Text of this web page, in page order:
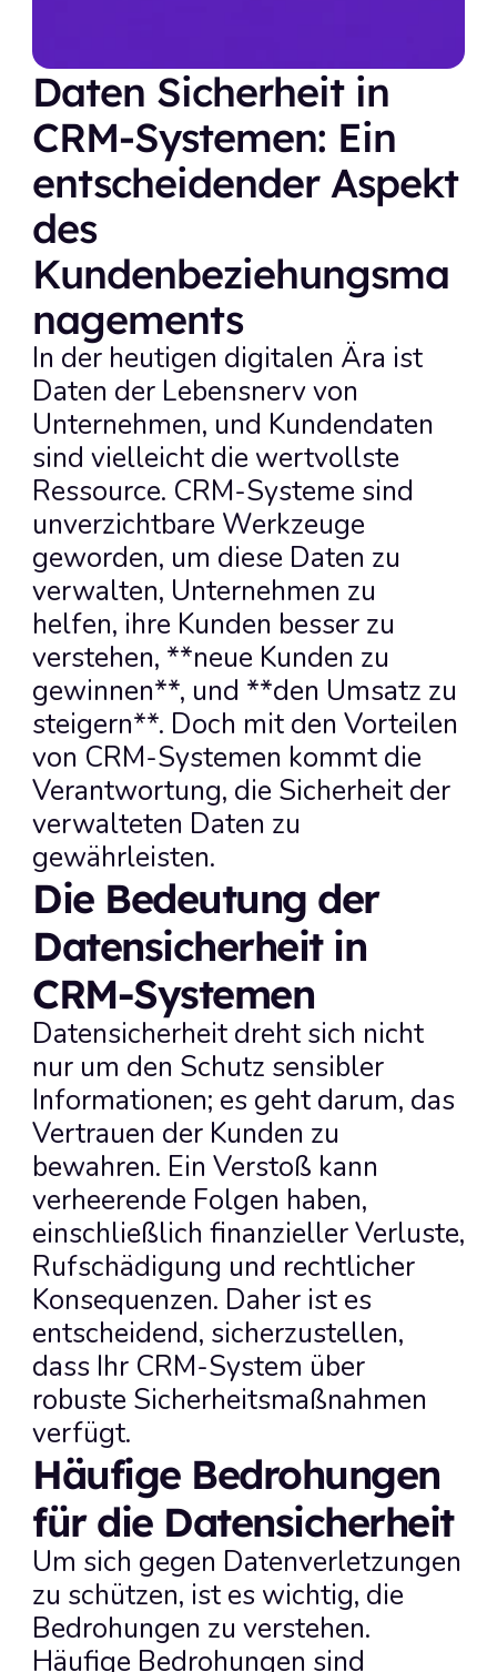
Daten Sicherheit in
CRM-Systemen: Ein
entscheidender Aspekt
des
Kundenbeziehungsma
nagements
In der heutigen digitalen Ära ist
Daten der Lebensnerv von
Unternehmen, und Kundendaten
sind vielleicht die wertvollste
Ressource. CRM-Systeme sind
unverzichtbare Werkzeuge
geworden, um diese Daten zu
verwalten, Unternehmen zu
helfen, ihre Kunden besser zu
verstehen, **neue Kunden zu
gewinnen**, und **den Umsatz zu
steigern**. Doch mit den Vorteilen
von CRM-Systemen kommt die
Verantwortung, die Sicherheit der
verwalteten Daten zu
gewährleisten.
Die Bedeutung der
Datensicherheit in
CRM-Systemen
Datensicherheit dreht sich nicht
nur um den Schutz sensibler
Informationen; es geht darum, das
Vertrauen der Kunden zu
bewahren. Ein Verstoß kann
verheerende Folgen haben,
einschließlich finanzieller Verluste,
Rufschädigung und rechtlicher
Konsequenzen. Daher ist es
entscheidend, sicherzustellen,
dass Ihr CRM-System über
robuste Sicherheitsmaßnahmen
verfügt.
Häufige Bedrohungen
für die Datensicherheit
Um sich gegen Datenverletzungen
zu schützen, ist es wichtig, die
Bedrohungen zu verstehen.
Häufige Bedrohungen sind